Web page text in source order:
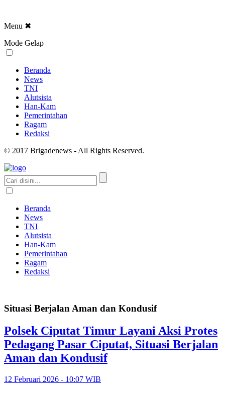
Menu ✖
Mode Gelap
Beranda
News
TNI
Alutsista
Han-Kam
Pemerintahan
Ragam
Redaksi
© 2017 Brigadenews - All Rights Reserved.
Beranda
News
TNI
Alutsista
Han-Kam
Pemerintahan
Ragam
Redaksi
Situasi Berjalan Aman dan Kondusif
Polsek Ciputat Timur Layani Aksi Protes
Pedagang Pasar Ciputat, Situasi Berjalan
Aman dan Kondusif
12 Februari 2026 - 10:07 WIB